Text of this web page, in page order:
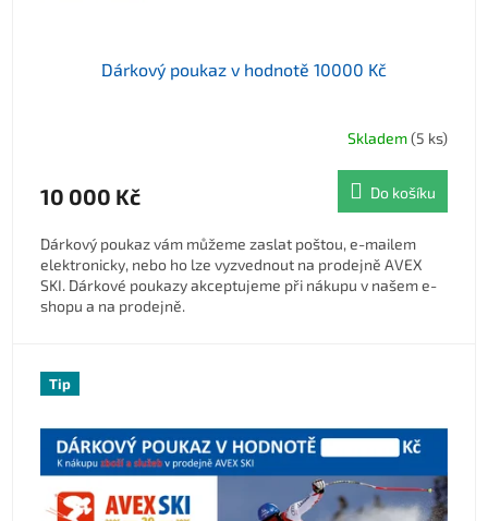
Dárkový poukaz v hodnotě 10000 Kč
Skladem(5 ks)
10 000 Kč Do košíku
Dárkový poukaz vám můžeme zaslat poštou, e-mailem
elektronicky, nebo ho lze vyzvednout na prodejně AVEX
SKI. Dárkové poukazy akceptujeme při nákupu v našem e-
shopu a na prodejně.
Tip